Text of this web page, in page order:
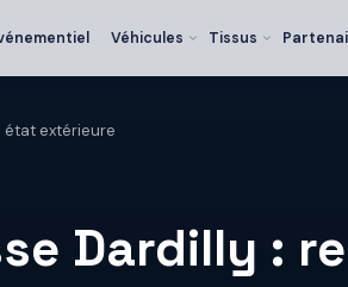
Véhicules Tissus
état extérieure
Dardilly :